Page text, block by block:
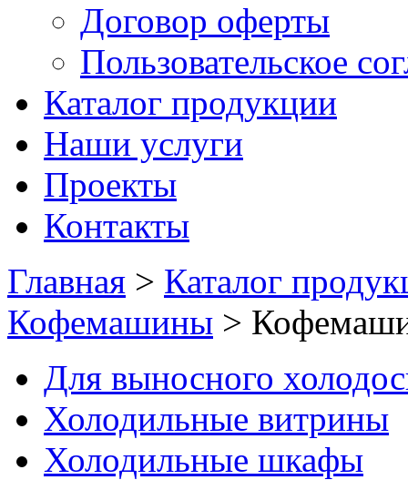
Договор оферты
Пользовательское
Каталог продукции
Наши услуги
Проекты
Контакты
Главная > Каталог
Кофемашины >
Для выносного
Холодильные витрины
Холодильные шкафы